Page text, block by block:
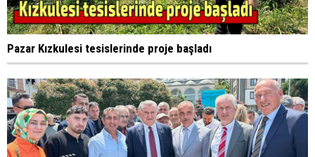
Pazar Kızkulesi tesislerinde proje başladı